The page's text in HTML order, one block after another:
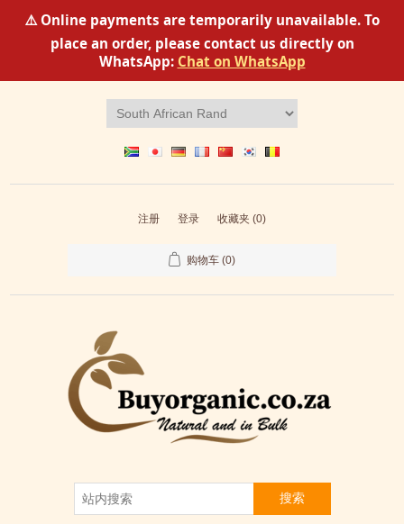
⚠️ Online payments are temporarily unavailable. To
place an order, please contact us directly on
WhatsApp: Chat on WhatsApp
注册 登录 收藏夹 (0)
购物车 (0)
搜索